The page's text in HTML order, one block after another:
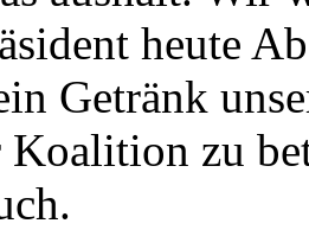
heute
Getränk
Koalition zu